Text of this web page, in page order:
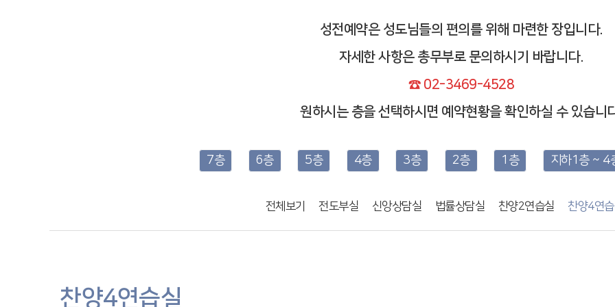
성전예약은 성도님들의 편의를 위해 마련한 장입니다.
자세한 사항은 총무부로 문의하시기 바랍니다.
☎ 02-3469-4528
원하시는 층을 선택하시면 예약현황을 확인하실 수 있습니
7층 6층 5층 4층 3층 2층 1층 지하1층 ~ 4
전체보기 전도부실 신앙상담실 법률상담실 찬양2연습실 찬양4연
찬양4연습실